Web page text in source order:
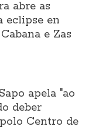
abre as
eclipse en
e Zas
apela "ao
deber
Centro de